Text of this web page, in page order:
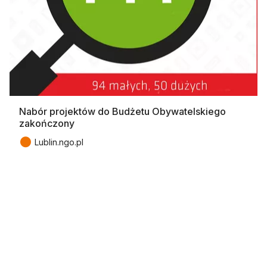
Nabór projektów do Budżetu Obywatelskiego
zakończony
● Lublin.ngo.pl